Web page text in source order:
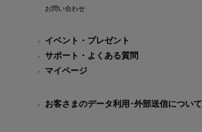
お問い合わせ
イベント・プレゼント
サポート・よくある質問
マイページ
お客さまのデータ利用･外部送信について